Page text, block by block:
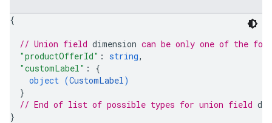
{
// Union field dimension can be only one of the
"productOfferId" : string,
"customLabel" : {
object (CustomLabel)
}
// End of list of possible types for union field
}